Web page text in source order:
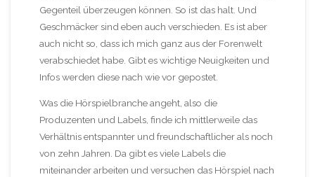
Gegenteil überzeugen können. So ist das halt. Und
Geschmäcker sind eben auch verschieden. Es ist aber
auch nicht so, dass ich mich ganz aus der Forenwelt
verabschiedet habe. Gibt es wichtige Neuigkeiten und
Infos werden diese nach wie vor gepostet.
Was die Hörspielbranche angeht, also die
Produzenten und Labels, finde ich mittlerweile das
Verhältnis entspannter und freundschaftlicher als noch
von zehn Jahren. Da gibt es viele Labels die
miteinander arbeiten und versuchen das Hörspiel nach